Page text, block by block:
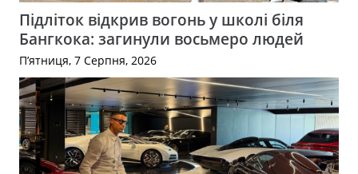
Підліток відкрив вогонь у школі біля
Бангкока: загинули восьмеро людей
П’ятниця, 7 Серпня, 2026